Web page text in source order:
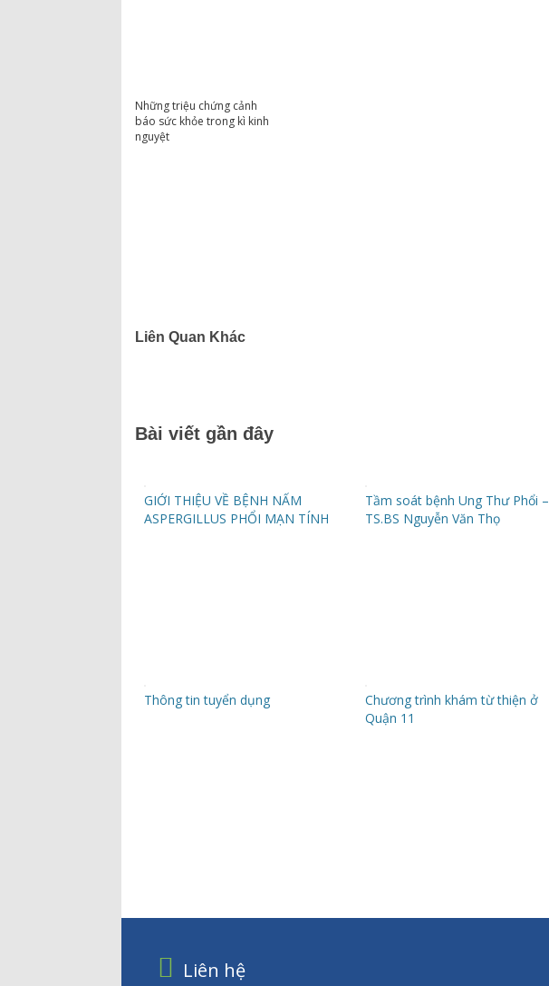
Những triệu chứng cảnh
báo sức khỏe trong kì kinh
nguyệt
Liên Quan Khác
Bài viết gần đây
GIỚI THIỆU VỀ BỆNH NẤM
ASPERGILLUS PHỔI MẠN TÍNH
Tầm soát bệnh Ung Thư Phổi –
TS.BS Nguyễn Văn Thọ
Thông tin tuyển dụng
Chương trình khám từ thiện ở
Quận 11
Liên hệ